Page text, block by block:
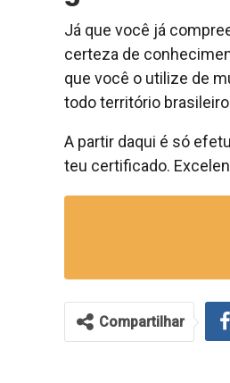
Já que você já
certeza de
que você o utilize de
todo território
A partir daqui é só
teu certificado.
Compartilhar